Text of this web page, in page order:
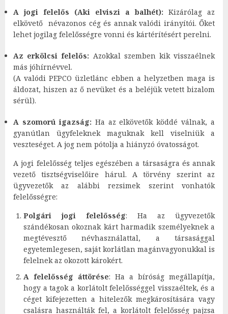
A jogi felelős (Aki elviszi a balhét): Kizárólag az
elkövető névazonos cég és annak valódi irányítói. Őket
lehet jogilag felelősségre vonni és kártérítésért perelni.
Az erkölcsi felelős: Azokkal szemben kik visszaélnek
más jóhírnévvel.
(A valódi PEPCO üzletlánc ebben a helyzetben maga is
áldozat, hiszen az ő nevüket és a beléjük vetett bizalom
sérül).
A szomorú igazság: Ha az elkövetők köddé válnak, a
gyanútlan ügyfeleknek maguknak kell viselniük a
veszteséget. A jog nem pótolja a hiányzó óvatosságot.
A jogi felelősség teljes egészében a társaságra és annak
vezető tisztségviselőire hárul. A törvény szerint az
ügyvezetők az alábbi rezsimek szerint vonhatók
felelősségre:
Polgári jogi felelősség: Ha az ügyvezetők
szándékosan okoznak kárt harmadik személyeknek a
megtévesztő névhasználattal, a társasággal
egyetemlegesen, saját korlátlan magánvagyonukkal is
felelnek az okozott károkért.
A felelősség áttörése: Ha a bíróság megállapítja,
hogy a tagok a korlátolt felelősséggel visszaéltek, és a
céget kifejezetten a hitelezők megkárosítására vagy
csalásra használták fel, a korlátolt felelősség pajzsa